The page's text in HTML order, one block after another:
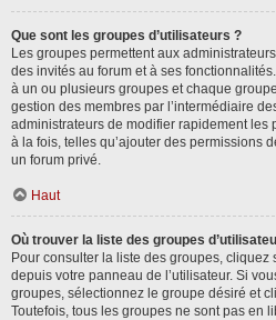
Que sont les groupes d’utilisateurs ?
Les groupes permettent aux
des invités au forum et à ses
à un ou plusieurs groupes et chaque
gestion des membres par l’intermédiaire
administrateurs de modifier rapidement les
à la fois, telles qu’ajouter des permissions
un forum privé.
Haut
Où trouver la liste des groupes
Pour consulter la liste des groupes, cliquez
depuis votre panneau de l’utilisateur. Si
groupes, sélectionnez le groupe désiré et
Toutefois, tous les groupes ne sont pas en